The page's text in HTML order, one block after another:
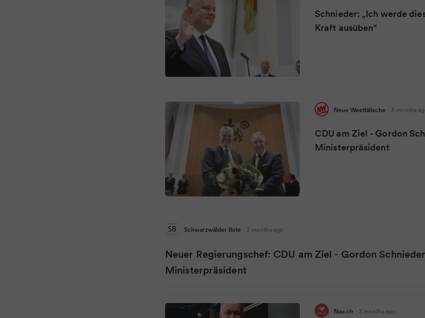
Schnieder: „Ich werde
Kraft ausüben“
Neue Westfälische · 3 months
CDU am Ziel - Gordon
Ministerpräsident
Schwarzwälder Bote · 3 months ago
Neuer Regierungschef: CDU am Ziel - Gordon
Ministerpräsident
Nau.ch · 3 months ago